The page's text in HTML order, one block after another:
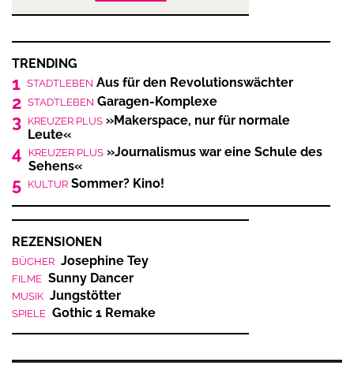
TRENDING
1 STADTLEBEN Aus für den Revolutionswächter
2 STADTLEBEN Garagen-Komplexe
3 KREUZER PLUS »Makerspace, nur für normale
Leute«
4 KREUZER PLUS »Journalismus war eine Schule des
Sehens«
5 KULTUR Sommer? Kino!
REZENSIONEN
BÜCHER Josephine Tey
FILME Sunny Dancer
MUSIK Jungstötter
SPIELE Gothic 1 Remake